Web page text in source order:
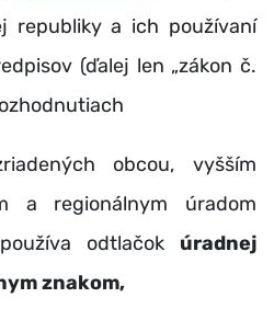
republiky a ich používaní
(ďalej len „zákon č.
obcou, vyšším
a regionálnym úradom
odtlačok úradnej
znakom,